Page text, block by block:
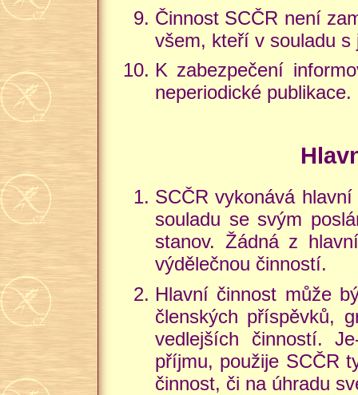
Činnost SCČR není
všem, kteří v souladu
K zabezpečení
neperiodické publikace.
SCČR vykonává
souladu se svým
stanov. Žádná z
výdělečnou činností.
Hlavní činnost může
členských příspěvků,
vedlejších činností.
příjmu, použije SCČR
činnost, či na úhradu